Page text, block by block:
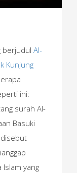
berjudul Al-
Kunjung
ini:
surah Al-
Basuki
yang